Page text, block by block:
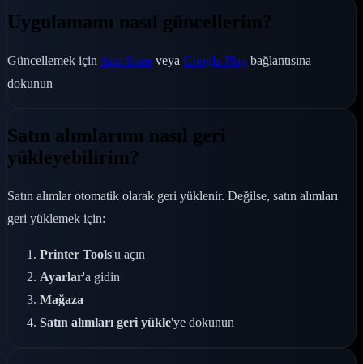
Uygulamamı nasıl güncellerim?
Güncellemek için App Store veya Google Play bağlantısına
dokunun
Satın alımlarımı nasıl geri
yükleyebilirim?
Satın alımlar otomatik olarak geri yüklenir. Değilse, satın alımları
geri yüklemek için:
Printer Tools'u açın
Ayarlar'a gidin
Mağaza
Satın alımları geri yükle'ye dokunun